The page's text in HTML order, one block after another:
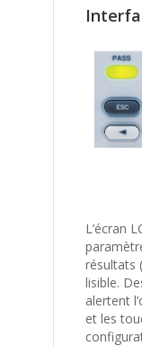
L’écran
résultats
lisible.
alertent
et les